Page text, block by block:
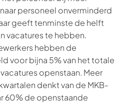
personeel onverminderd
geeft tenminste de helft
vacatures te hebben.
hebben de
voor bijna 5% van het totale
openstaan. Meer
denkt van de MKB-
60% de openstaande